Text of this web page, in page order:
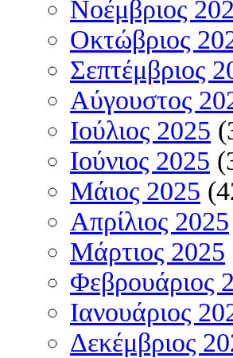
Νοέμβριος
Οκτώβριος
Σεπτέμβριος
Αύγουστος
Ιούλιος 2025
Ιούνιος 2025
Μάιος 2025
Απρίλιος 2025
Μάρτιος 2025
Φεβρουάριος
Ιανουάριος
Δεκέμβριος